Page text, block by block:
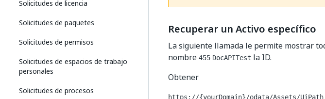
Solicitudes de licencia
Solicitudes de paquetes
Solicitudes de permisos
Solicitudes de espacios de trabajo
personales
Solicitudes de procesos
Recuperar un Activo específico
La siguiente llamada le permite mostrar
nombre 455 DocAPITest la ID.
Obtener
https://{yourDomain}/odata/Assets/